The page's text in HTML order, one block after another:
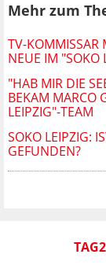
Mehr zum
TV-KOMMISSAR
NEUE IM "SOKO
"HAB MIR DIE
BEKAM MARCO
LEIPZIG"-TEAM
SOKO LEIPZIG:
GEFUNDEN?